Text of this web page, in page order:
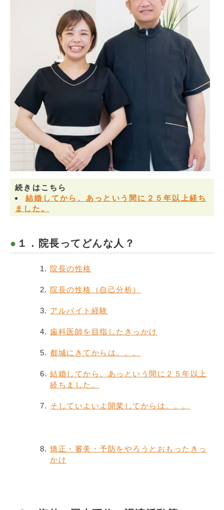
続きはこちら
結婚してから、あっという間に２５年以上経ち
ました。
１．院長ってどんな人？
院長の性格
院長の性格（自己分析）
アルバイト経験
歯科医師を目指したきっかけ
都城にきてからは。。。
結婚してから、あっという間に２５年以上
経ちました。
そしていよいよ開業してからは。。。
矯正・審美・予防をやろうとおもったきっ
かけ